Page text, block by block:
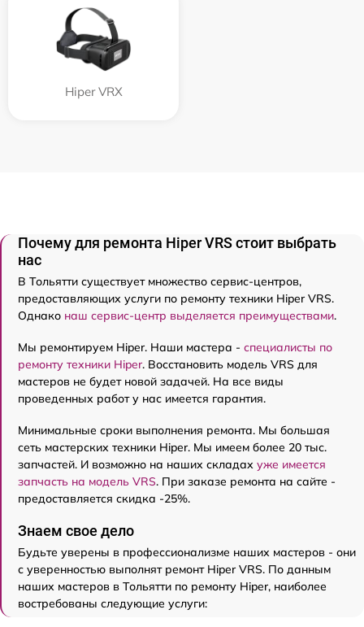
Hiper VRX
Почему для ремонта Hiper VRS стоит выбрать
нас
В Тольятти существует множество сервис-центров,
предоставляющих услуги по ремонту техники Hiper VRS.
Однако наш сервис-центр выделяется преимуществами.
Мы ремонтируем Hiper. Наши мастера - специалисты по
ремонту техники Hiper. Восстановить модель VRS для
мастеров не будет новой задачей. На все виды
проведенных работ у нас имеется гарантия.
Минимальные сроки выполнения ремонта. Мы большая
сеть мастерских техники Hiper. Мы имеем более 20 тыс.
запчастей. И возможно на наших складах уже имеется
запчасть на модель VRS. При заказе ремонта на сайте -
предоставляется скидка -25%.
Знаем свое дело
Будьте уверены в профессионализме наших мастеров - они
с уверенностью выполнят ремонт Hiper VRS. По данным
наших мастеров в Тольятти по ремонту Hiper, наиболее
востребованы следующие услуги: